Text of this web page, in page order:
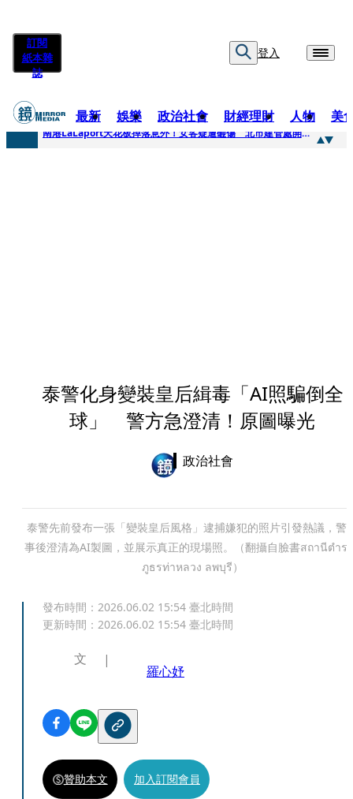
訂閱
紙本雜
誌
登入
最新 娛樂 政治社會 財經理財 人物 美
快訊
南港LaLaport天花板掉落意外！女客疑遭砸傷 北市建管處開罰30萬
泰警化身變裝皇后緝毒「AI照騙倒全
球」 警方急澄清！原圖曝光
政治社會
泰警先前發布一張「變裝皇后風格」逮捕嫌犯的照片引發熱議，警
事後澄清為AI製圖，並展示真正的現場照。（翻攝自臉書สถานีตำร
ภูธรท่าหลวง ลพบุรี）
發布時間： 2026.06.02 15:54 臺北時間
更新時間： 2026.06.02 15:54 臺北時間
文
羅心妤
贊助本文 加入訂閱會員